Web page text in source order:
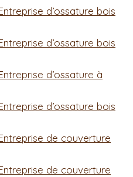
d’ossature bois
d’ossature bois
d’ossature à
d’ossature bois
de couverture
de couverture